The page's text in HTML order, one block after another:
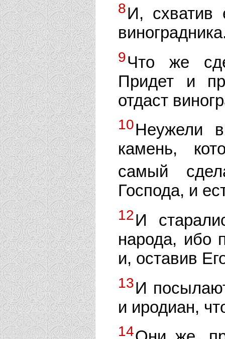
8И, схватив
9Что же
Придет и
отдаст
10Неужели
камень,
самый
Господа, и
12И
народа, ибо
и, оставив
13И
и иродиан,
14